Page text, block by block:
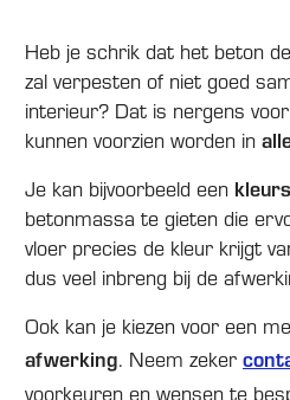
Heb je schrik dat het beton
zal verpesten of niet goed
interieur? Dat is nergens
kunnen voorzien worden in
Je kan bijvoorbeeld een
betonmassa te gieten die
vloer precies de kleur krijgt
dus veel inbreng bij de
Ook kan je kiezen voor een
afwerking. Neem zeker
voorkeuren en wensen te